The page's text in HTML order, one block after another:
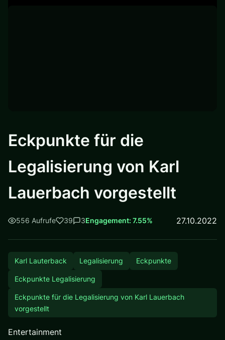
Eckpunkte für die
Legalisierung von Karl
Lauerbach vorgestellt
556 Aufrufe 39 3Engagement: 7.55% 27.10.2022
Karl Lauterback Legalisierung Eckpunkte
Eckpunkte Legalisierung
Eckpunkte für die Legalisierung von Karl Lauerbach
vorgestellt
Entertainment